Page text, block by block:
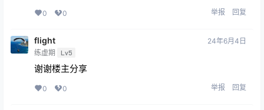
0 0 举报 回复
flight
练虚期 Lv5
24年6月4日
谢谢楼主分享
0 0 举报 回复